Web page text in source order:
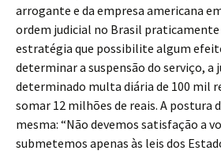
arrogante e da empresa americana
ordem judicial no Brasil
estratégia que possibilite algum
determinar a suspensão do serviço, a
determinado multa diária de 100 mil
somar 12 milhões de reais. A postura
mesma: “Não devemos satisfação a
submetemos apenas às leis dos